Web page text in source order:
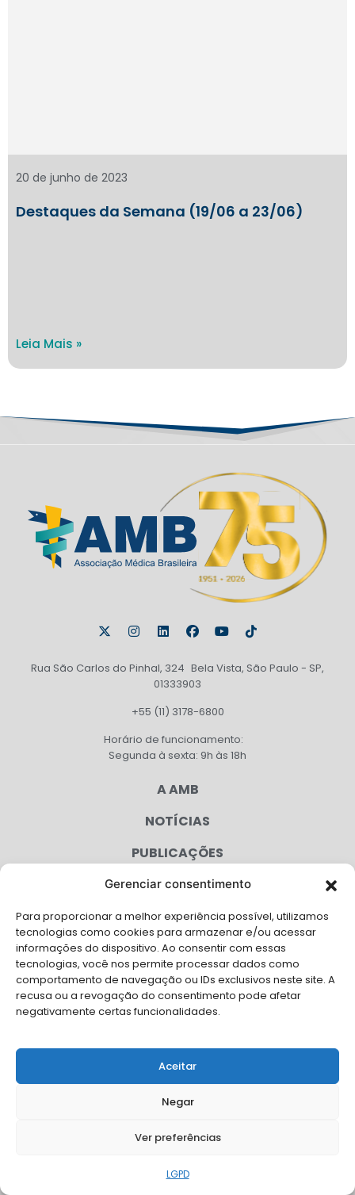
Gerenciar consentimento
Para proporcionar a melhor experiência possível, utilizamos
tecnologias como cookies para armazenar e/ou acessar
informações do dispositivo. Ao consentir com essas
tecnologias, você nos permite processar dados como
comportamento de navegação ou IDs exclusivos neste site. A
recusa ou a revogação do consentimento pode afetar
negativamente certas funcionalidades.
Aceitar
Negar
Ver preferências
LGPD
Destaques da Semana (19/06 a 23/06)
20 de junho de 2023
Leia Mais »
Rua São Carlos do Pinhal, 324 Bela Vista, São Paulo - SP,
01333903
+55 (11) 3178-6800
Horário de funcionamento:
Segunda à sexta: 9h às 18h
A AMB
NOTÍCIAS
PUBLICAÇÕES
CONGRESSO
AGENDA
CAMPANHAS
SERVIÇOS
FILIADAS
FALE CONOSCO
Solicite Apoio Institucional da AMB para o seu evento